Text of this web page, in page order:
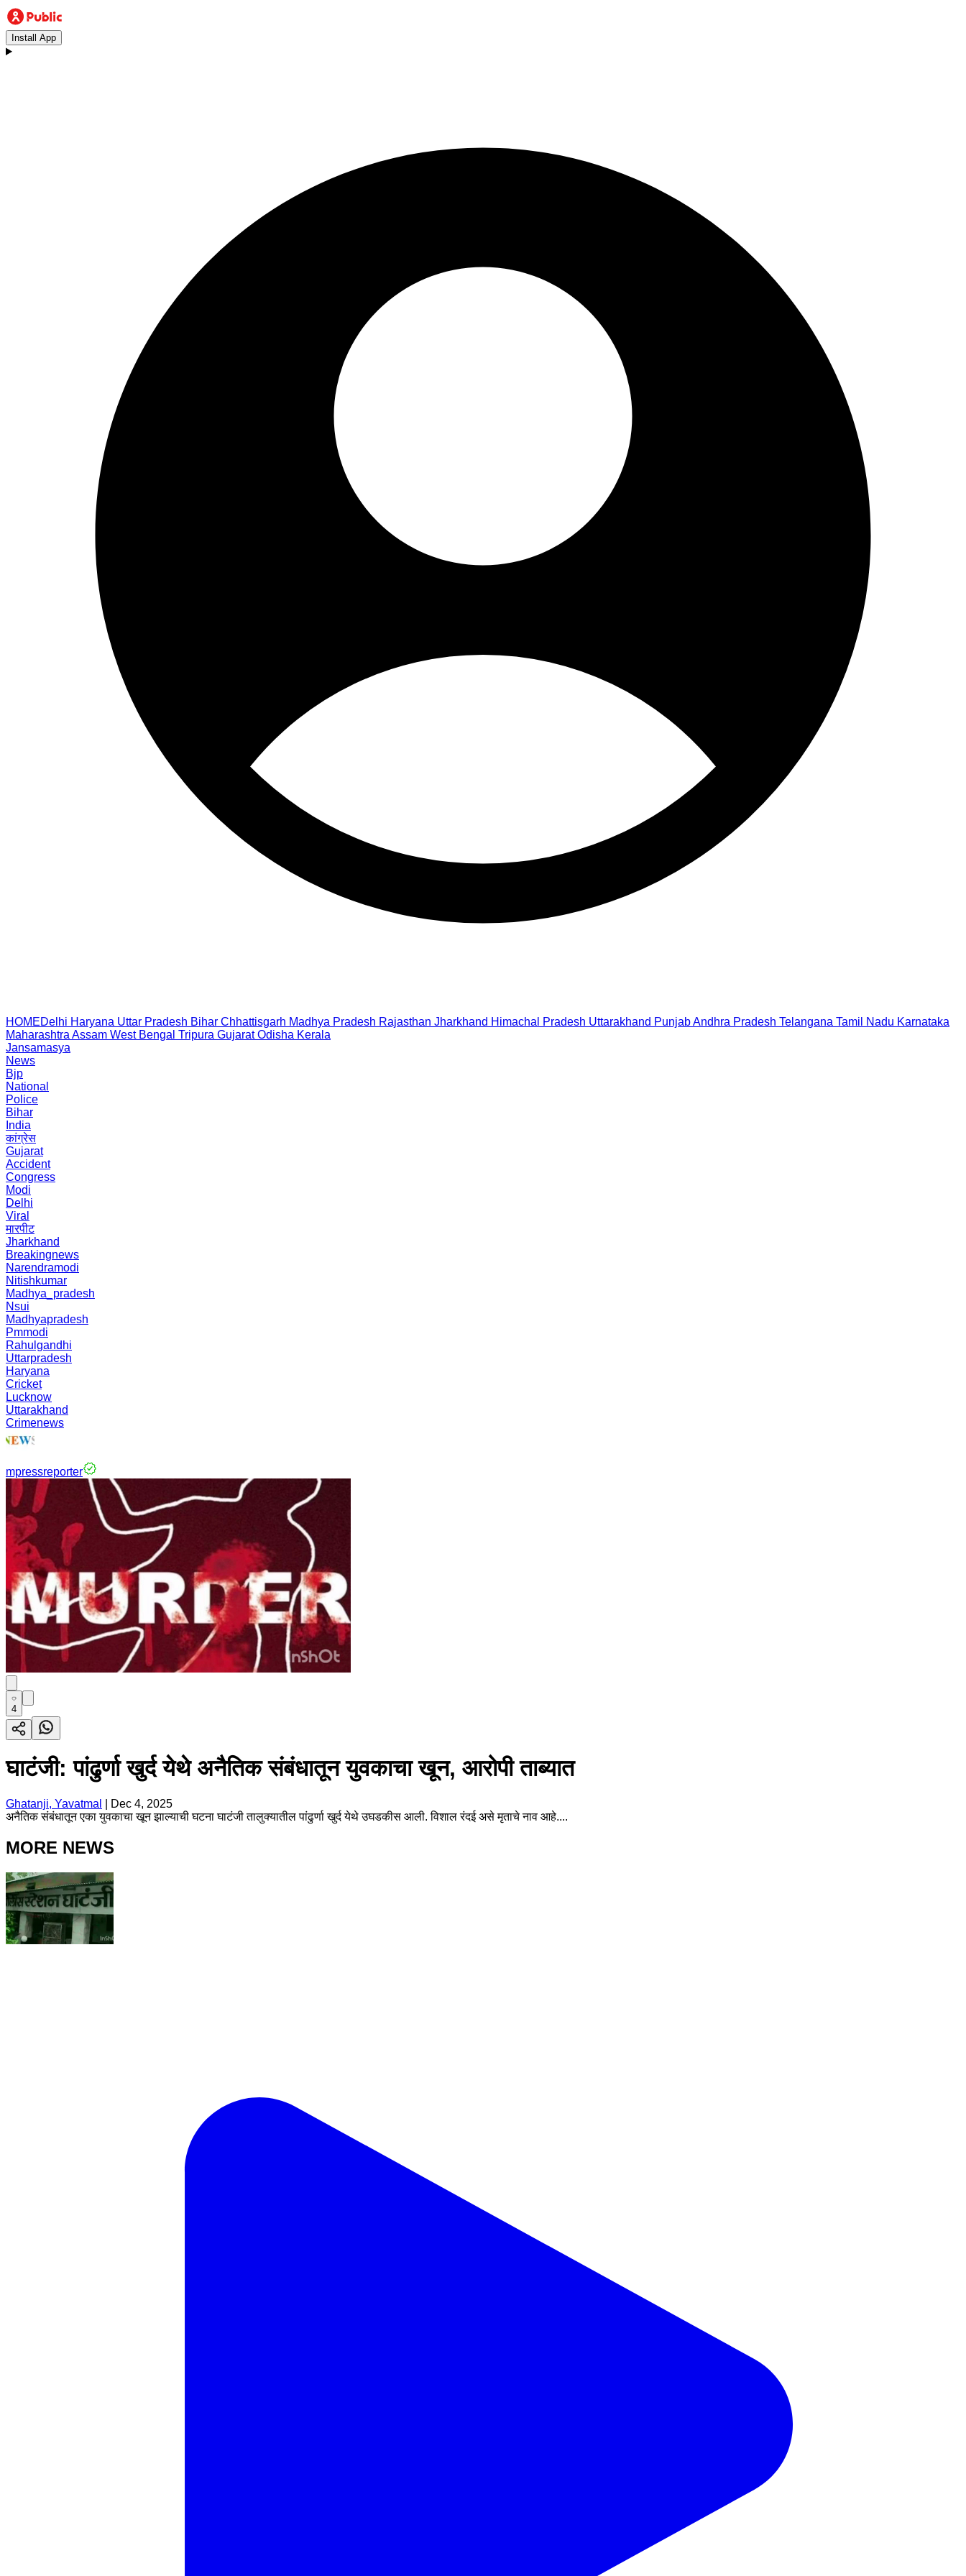
Install App
HOMEDelhi Haryana Uttar Pradesh Bihar Chhattisgarh Madhya Pradesh Rajasthan Jharkhand Himachal Pradesh Uttarakhand PunjabAndhra Pradesh Telangana Tamil Nadu Karnataka
Maharashtra Assam West Bengal Tripura Gujarat Odisha Kerala
Jansamasya
News
Bjp
National
Police
Bihar
India
कांग्रेस
Gujarat
Accident
Congress
Modi
Delhi
Viral
मारपीट
Jharkhand
Breakingnews
Narendramodi
Nitishkumar
Madhya_pradesh
Nsui
Madhyapradesh
Pmmodi
Rahulgandhi
Uttarpradesh
Haryana
Cricket
Lucknow
Uttarakhand
Crimenews
mpressreporter
4
घाटंजी: पांढुर्णा खुर्द येथे अनैतिक संबंधातून युवकाचा खून, आरोपी ताब्यात
Ghatanji, Yavatmal
Dec 4, 2025
अनैतिक संबंधातून एका युवकाचा खून झाल्याची घटना घाटंजी तालुक्यातील पांढुर्णा खुर्द येथे उघडकीस आली. विशाल रंदई असे मृताचे नाव आहे....
MORE NEWS